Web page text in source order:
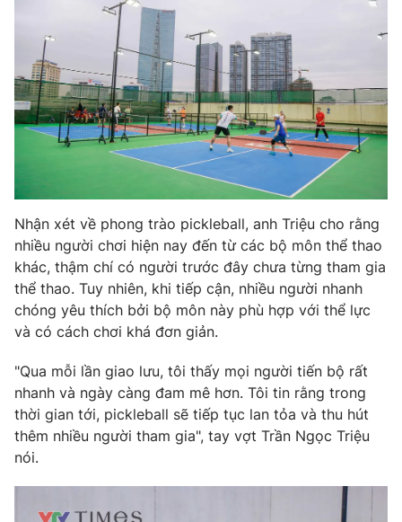
Nhận xét về phong trào pickleball, anh Triệu cho rằng
nhiều người chơi hiện nay đến từ các bộ môn thể thao
khác, thậm chí có người trước đây chưa từng tham gia
thể thao. Tuy nhiên, khi tiếp cận, nhiều người nhanh
chóng yêu thích bởi bộ môn này phù hợp với thể lực
và có cách chơi khá đơn giản.
"Qua mỗi lần giao lưu, tôi thấy mọi người tiến bộ rất
nhanh và ngày càng đam mê hơn. Tôi tin rằng trong
thời gian tới, pickleball sẽ tiếp tục lan tỏa và thu hút
thêm nhiều người tham gia", tay vợt Trần Ngọc Triệu
nói.